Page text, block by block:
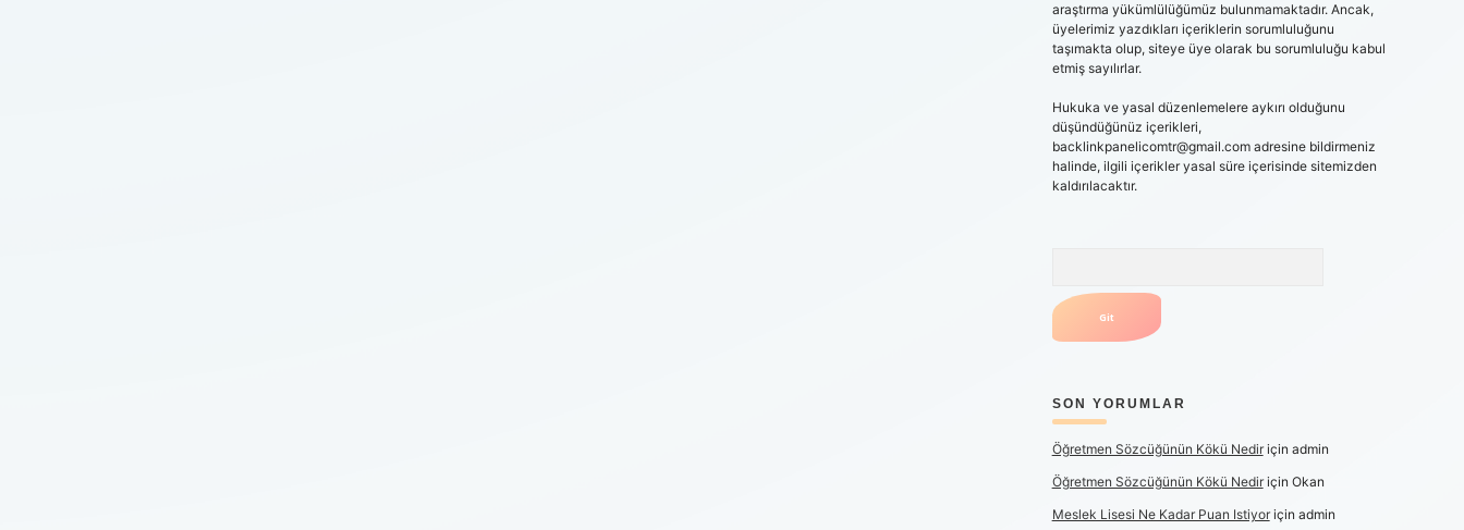
araştırma yükümlülüğümüz bulunmamaktadır. Ancak,
üyelerimiz yazdıkları içeriklerin sorumluluğunu
taşımakta olup, siteye üye olarak bu sorumluluğu kabul
etmiş sayılırlar.
Hukuka ve yasal düzenlemelere aykırı olduğunu
düşündüğünüz içerikleri,
backlinkpanelicomtr@gmail.comadresine bildirmeniz
halinde, ilgili içerikler yasal süre içerisinde sitemizden
kaldırılacaktır.
SON YORUMLAR
Öğretmen Sözcüğünün Kökü Nediriçin admin
Öğretmen Sözcüğünün Kökü Nediriçin Okan
Meslek Lisesi Ne Kadar Puan Istiyoriçin admin